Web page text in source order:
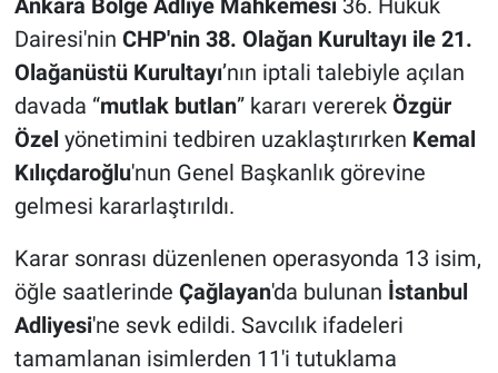
Dairesi'nin CHP'nin 38. Olağan Kurultayı ile 21.
Olağanüstü Kurultayı’nın iptali talebiyle açılan
davada “mutlak butlan” kararı vererek Özgür
Özel yönetimini tedbiren uzaklaştırırken Kemal
Kılıçdaroğlu'nun Genel Başkanlık görevine
gelmesi kararlaştırıldı.
Karar sonrası düzenlenen operasyonda 13 isim,
öğle saatlerinde Çağlayan'da bulunan İstanbul
Adliyesi'ne sevk edildi. Savcılık ifadeleri
tamamlanan isimlerden 11'i tutuklama